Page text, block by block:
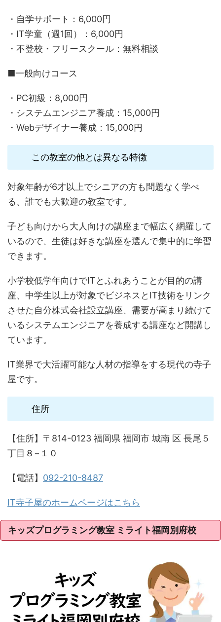
・自学サポート：6,000円
・IT学童（週1回）：6,000円
・不登校・フリースクール：無料相談
■一般向けコース
・PC初級：8,000円
・システムエンジニア養成：15,000円
・Webデザイナー養成：15,000円
この教室の他とは異なる特徴
対象年齢が6才以上でシニアの方も問題なく学べ
る、誰でも大歓迎の教室です。
子ども向けから大人向けの講座まで幅広く網羅して
いるので、生徒は好きな講座を選んで集中的に学習
できます。
小学校低学年向けでITとふれあうことが目的の講
座、中学生以上が対象でビジネスとIT技術をリンク
させた自分株式会社設立講座、需要が高まり続けて
いるシステムエンジニアを養成する講座など開講し
ています。
IT業界で大活躍可能な人材の指導をする現代の寺子
屋です。
住所
【住所】〒814-0123 福岡県 福岡市 城南 区 長尾５
丁目８−１０
【電話】 092-210-8487
IT寺子屋のホームページはこちら
キッズプログラミング教室 ミライト福岡別府校